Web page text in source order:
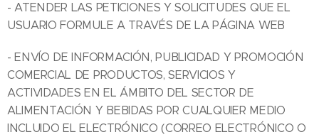
- ATENDER LAS PETICIONES Y SOLICITUDES QUE EL
USUARIO FORMULE A TRAVÉS DE LA PÁGINA WEB
- ENVÍO DE INFORMACIÓN, PUBLICIDAD Y PROMOCIÓN
COMERCIAL DE PRODUCTOS, SERVICIOS Y
ACTIVIDADES EN EL ÁMBITO DEL SECTOR DE
ALIMENTACIÓN Y BEBIDAS POR CUALQUIER MEDIO
INCLUIDO EL ELECTRÓNICO (CORREO ELECTRÓNICO O